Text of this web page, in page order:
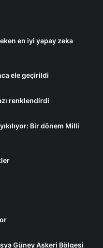
en iyi yapay zeka
ele geçirildi
renklendirdi
Bir dönem Milli
Güney Askeri Bölgesi